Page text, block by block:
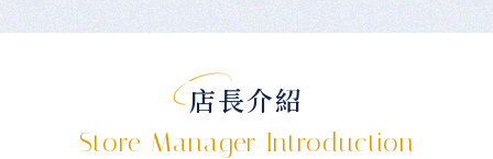
店長介紹
Store Manager Introduction